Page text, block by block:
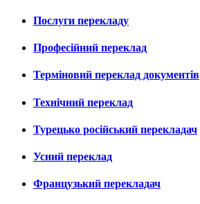
Послуги перекладу
Професійний переклад
Терміновий переклад документів
Технічний переклад
Турецько російський перекладач
Усний переклад
Французький перекладач